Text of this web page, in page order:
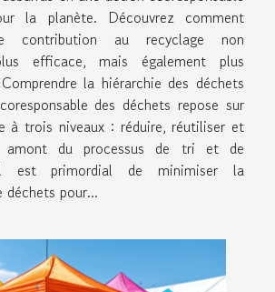
la planète. Découvrez comment
contribution au recyclage non
efficace, mais également plus
la hiérarchie des déchets
des déchets repose sur
à trois niveaux : réduire, réutiliser et
amont du processus de tri et de
est primordial de minimiser la
déchets pour...